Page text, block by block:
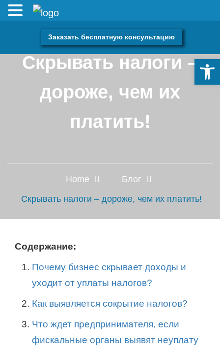
Заказать бесплатную консультацию
Скрывать налоги –
дороже, чем их
платить!
Home
Блог
Скрывать налоги – дороже, чем их платить!
Содержание:
Почему бизнес скрывает доходы и
уходит от уплаты налогов?
Как выявляется сокрытие налогов?
Что ждет предпринимателя, если
фискальные органы выявят неуплату